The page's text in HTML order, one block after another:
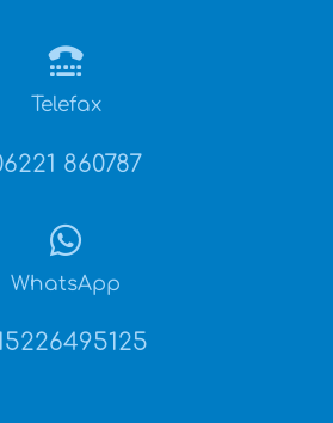
Telefax
860787
WhatsApp